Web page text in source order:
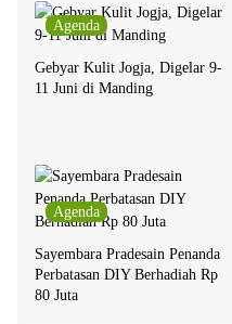
Agenda
Gebyar Kulit Jogja, Digelar 9-
11 Juni di Manding
Agenda
Sayembara Pradesain Penanda
Perbatasan DIY Berhadiah Rp
80 Juta